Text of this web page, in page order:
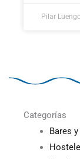
Pilar Luengo
Categorías
Bares